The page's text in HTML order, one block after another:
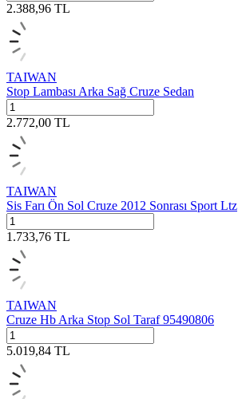
2.388,96 TL
TAIWAN
Stop Lambası Arka Sağ Cruze Sedan
2.772,00 TL
TAIWAN
Sis Farı Ön Sol Cruze 2012 Sonrası Sport Ltz
1.733,76 TL
TAIWAN
Cruze Hb Arka Stop Sol Taraf 95490806
5.019,84 TL